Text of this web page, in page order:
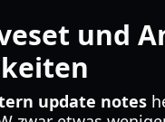
und
update notes